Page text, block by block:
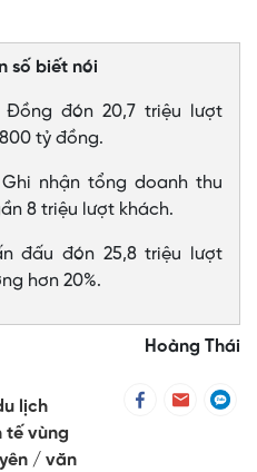
số biết nói
Đồng đón 20,7 triệu lượt
tỷ đồng.
nhận tổng doanh thu
8 triệu lượt khách.
đấu đón 25,8 triệu lượt
hơn 20%.
Hoàng Thái
lịch
tế vùng
văn